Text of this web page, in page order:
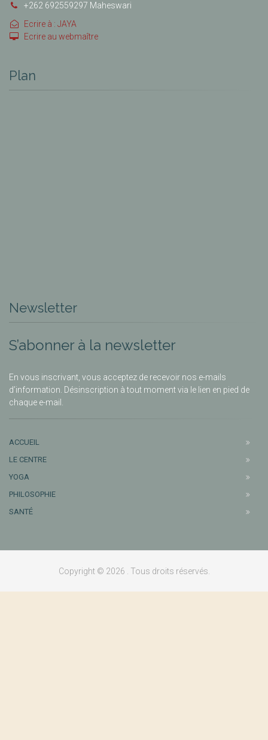
+262 692559297 Maheswari
Ecrire à : JAYA
Ecrire au webmaître
Plan
Newsletter
S’abonner à la newsletter
En vous inscrivant, vous acceptez de recevoir nos e-mails
d’information. Désinscription à tout moment via le lien en pied de
chaque e-mail.
ACCUEIL
LE CENTRE
YOGA
PHILOSOPHIE
SANTÉ
Copyright © 2026 . Tous droits réservés.